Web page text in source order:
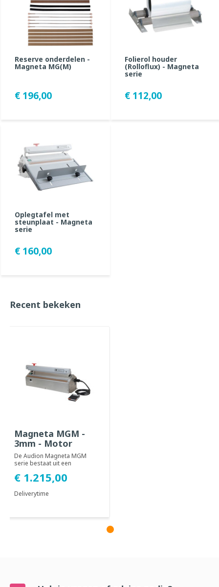
Reserve onderdelen -
Magneta MG(M)
€ 196,00
Folierol houder
(Rolloflux) - Magneta
serie
€ 112,00
Oplegtafel met
steunplaat - Magneta
serie
€ 160,00
Recent bekeken
Magneta MGM -
3mm - Motor
De Audion Magneta MGM
serie bestaat uit een
impuls sealers inclus...
€ 1.215,00
Deliverytime